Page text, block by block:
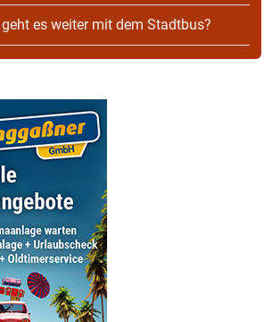
es weiter mit dem Stadtbus?